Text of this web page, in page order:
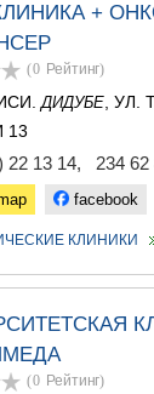
+
(0 Рейтинг)
ДИДУБЕ, УЛ.
13
22 13 14, 234 62
facebook
КЛИНИКИ
(0 Рейтинг)